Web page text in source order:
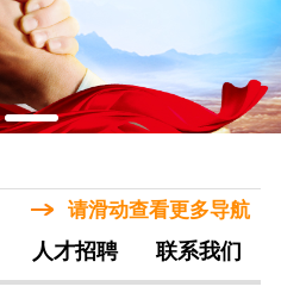
请滑动查看更多导航
人才招聘 联系我们